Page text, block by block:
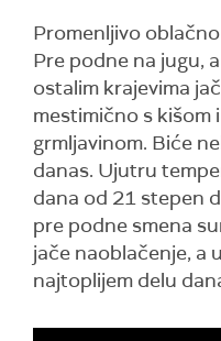
Promenljivo
Pre podne na jugu,
ostalim krajevima
mestimično s kišom
grmljavinom. Biće
danas. Ujutru
dana od 21 stepen
pre podne smena
jače naoblačenje, a
najtoplijem delu